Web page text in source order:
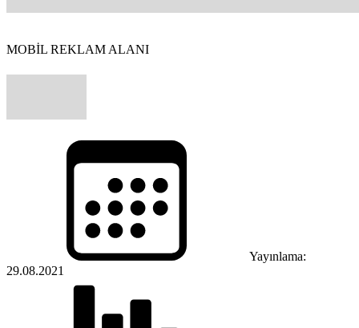
MOBİL REKLAM ALANI
Yayınlama:
29.08.2021